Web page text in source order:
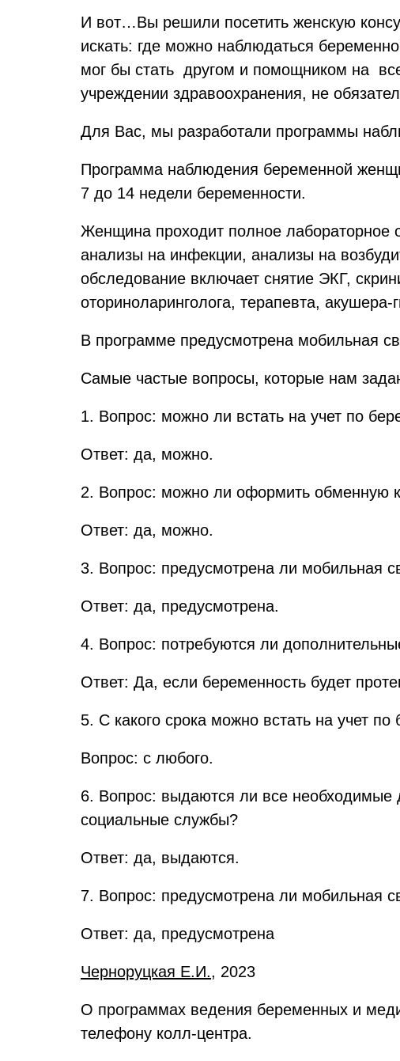
И вот…Вы решили посетить женскую
искать: где можно наблюдаться
мог бы стать другом и помощником на
учреждении здравоохранения, не
Для Вас, мы разработали программы
Программа наблюдения беременной
7 до 14 недели беременности.
Женщина проходит полное лабораторное
анализы на инфекции, анализы на
обследование включает снятие ЭКГ,
оториноларинголога, терапевта,
В программе предусмотрена мобильная
Самые частые вопросы, которые нам
1. Вопрос: можно ли встать на учет по
Ответ: да, можно.
2. Вопрос: можно ли оформить обменную
Ответ: да, можно.
3. Вопрос: предусмотрена ли мобильная
Ответ: да, предусмотрена.
4. Вопрос: потребуются ли
Ответ: Да, если беременность будет
5. С какого срока можно встать на учет по
Вопрос: с любого.
6. Вопрос: выдаются ли все необходимые
социальные службы?
Ответ: да, выдаются.
7. Вопрос: предусмотрена ли мобильная
Ответ: да, предусмотрена
Черноруцкая Е.И., 2023
О программах ведения беременных и
телефону колл-центра.